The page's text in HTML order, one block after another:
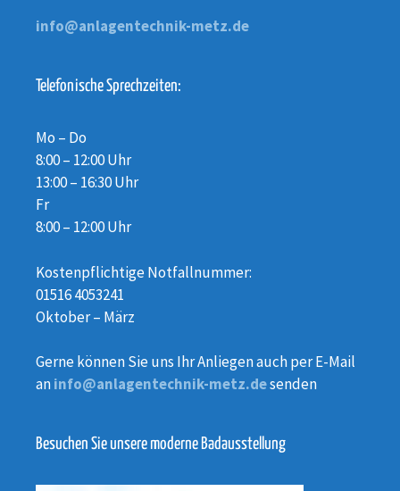
info@anlagentechnik-metz.de
Telefonische Sprechzeiten:
Mo – Do
8:00 – 12:00 Uhr
13:00 – 16:30 Uhr
Fr
8:00 – 12:00 Uhr
Kostenpflichtige Notfallnummer:
01516 4053241
Oktober – März
Gerne können Sie uns Ihr Anliegen auch per E-Mail
aninfo@anlagentechnik-metz.desenden
Besuchen Sie unsere moderne Badausstellung